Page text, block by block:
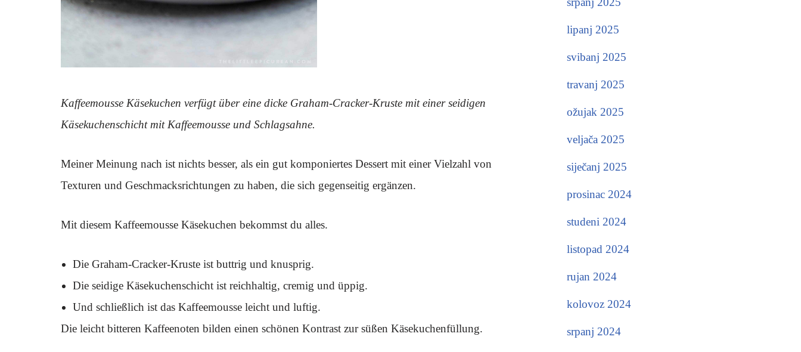
Kaffeemousse Käsekuchen verfügt über eine dicke Graham-Cracker-Kruste mit einer seidigen
Käsekuchenschicht mit Kaffeemousse und Schlagsahne.
Meiner Meinung nach ist nichts besser, als ein gut komponiertes Dessert mit einer Vielzahl von
Texturen und Geschmacksrichtungen zu haben, die sich gegenseitig ergänzen.
Mit diesem Kaffeemousse Käsekuchen bekommst du alles.
Die Graham-Cracker-Kruste ist buttrig und knusprig.
Die seidige Käsekuchenschicht ist reichhaltig, cremig und üppig.
Und schließlich ist das Kaffeemousse leicht und luftig.
Die leicht bitteren Kaffeenoten bilden einen schönen Kontrast zur süßen Käsekuchenfüllung.
lipanj 2025
svibanj 2025
travanj 2025
ožujak 2025
veljača 2025
siječanj 2025
prosinac 2024
studeni 2024
listopad 2024
rujan 2024
kolovoz 2024
srpanj 2024